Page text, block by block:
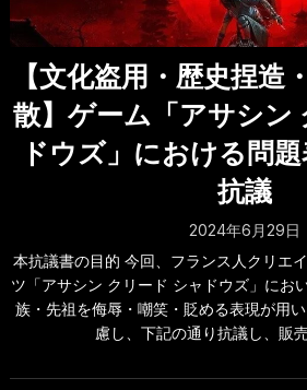
【文化盗用・歴史捏造
散】ゲーム「アサシン
ドウズ」における問
抗議
2024年6月29日
本抗議書の目的 今回、フランス人クリエ
ツ「アサシン クリード シャドウズ」にお
族・先祖を侮辱・嘲笑・貶める表現が用
慮し、下記の通り抗議し、販